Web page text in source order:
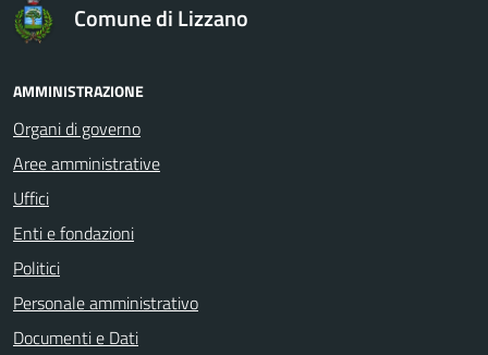
Comune di Lizzano
AMMINISTRAZIONE
Organi di governo
Aree amministrative
Uffici
Enti e fondazioni
Politici
Personale amministrativo
Documenti e Dati